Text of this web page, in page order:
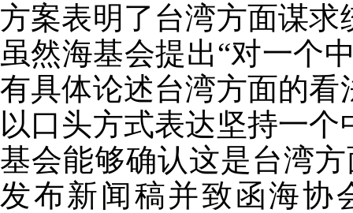
方案表明了台湾方面谋
虽然海基会提出“对一个
有具体论述台湾方面的
以口头方式表达坚持一
基会能够确认这是台湾
发布新闻稿并致函海协